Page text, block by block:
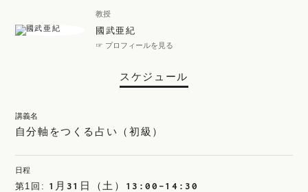
教授
國武亜紀
☞ プロフィールを見る
スケジュール
講義名
自分軸をつくる占い（初級）
日程
第1回: 1月31日（土）13:00-14:30